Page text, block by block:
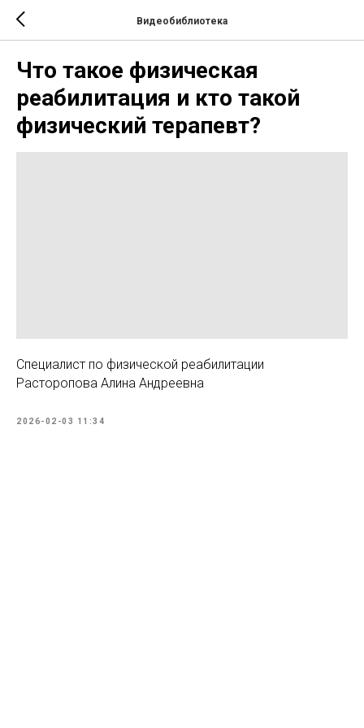
Видеобиблиотека
Что такое физическая
реабилитация и кто такой
физический терапевт?
Специалист по физической реабилитации
Расторопова Алина Андреевна
2026-02-03 11:34